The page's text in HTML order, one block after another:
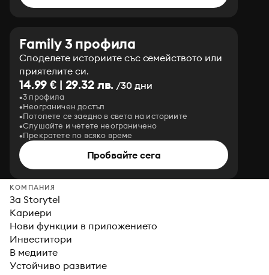
Family 3 профила
Споделете историите със семейството или
приятелите си.
14.99 € | 29.32 лв. /30 дни
3 профила
Неограничен достъп
Потопете се заедно в света на историите
Слушайте и четете неограничено
Прекратете по всяко време
Пробвайте сега
КОМПАНИЯ
За Storytel
Кариери
Нови функции в приложението
Инвеститори
В медиите
Устойчиво развитие